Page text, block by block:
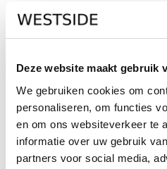
Deze website maakt gebruik
We gebruiken cookies om
personaliseren, om functies
en om ons websiteverkeer te
informatie over uw gebruik
partners voor social media,
QUANTITY
Out of stock
SOLD
CHECK IN-